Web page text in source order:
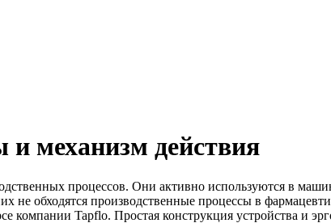
механизм действия
процессов. Они активно используются в
обходятся производственные процессы в
компании Tapflo. Простая конструкция устройства и